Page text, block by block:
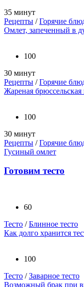
35 минут
Рецепты /Горячие
Омлет, запеченный в
100
30 минут
Рецепты /Горячие
Жареная брюссельская
100
30 минут
Рецепты /Горячие
Гусиный омлет
Готовим тесто
60
Тесто /Блинное тесто
Как долго хранится
100
Тесто /Заварное тесто
Возможный брак при